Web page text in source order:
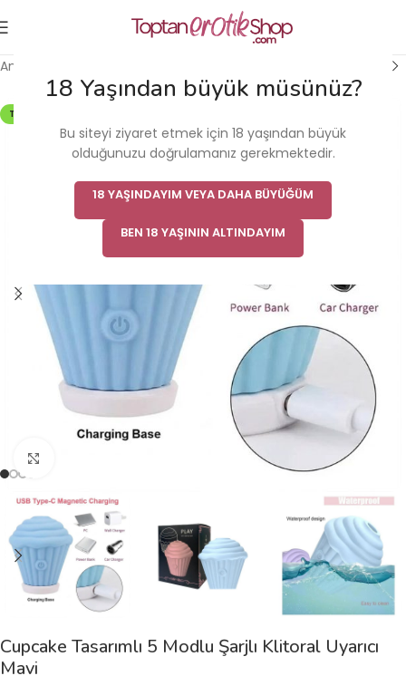
18 Yaşından büyük müsünüz?
Bu siteyi ziyaret etmek için 18 yaşından büyük
olduğunuzu doğrulamanız gerekmektedir.
18 YAŞINDAYIM VEYA DAHA BÜYÜĞÜM
BEN 18 YAŞININ ALTINDAYIM
Ana Sayfa
TÜKENDI
Cupcake Tasarımlı 5 Modlu Şarjlı Klitoral Uyarıcı
Mavi